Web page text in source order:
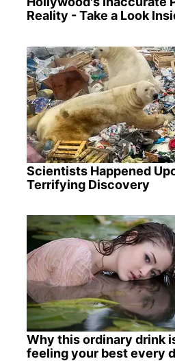
Reality - Take a Look
Scientists Happened
Terrifying Discovery
Why this ordinary drink
feeling your best every